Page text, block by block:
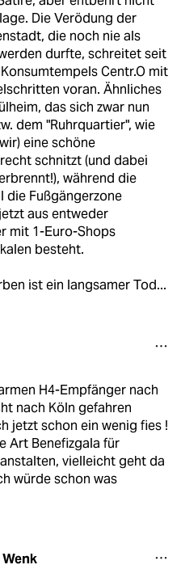
Die Verödung der
die noch nie als
durfte, schreitet seit
Centr.O mit
voran. Ähnliches
das sich zwar nun
dem "Ruhrquartier", wie
eine schöne
schnitzt (und dabei
während die
die Fußgängerzone
aus entweder
mit 1-Euro-Shops
besteht.
ist ein langsamer Tod...
H4-Empfänger nach
nach Köln gefahren
jetzt schon ein wenig fies !
Art Benefizgala für
vielleicht geht da
würde schon was